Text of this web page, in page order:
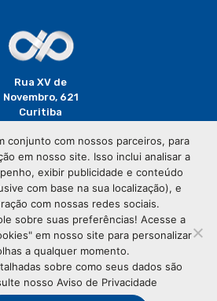
Rua XV de
Novembro, 621
Curitiba
(41) 3320-
2929
do Paraná - Todos os
conjunto com nossos parceiros, para
em nosso site. Isso inclui analisar a
exibir publicidade e conteúdo
com base na sua localização), e
com nossas redes sociais.
sobre suas preferências! Acesse a
em nosso site para personalizar
a qualquer momento.
sobre como seus dados são
nosso Aviso de Privacidade